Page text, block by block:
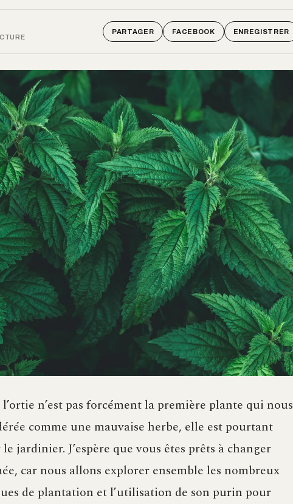
PARTAGER FACEBOOK ENREGISTRER
n’est pas forcément la première plante qui nous
comme une mauvaise herbe, elle est pourtant
jardinier. J’espère que vous êtes prêts à changer
car nous allons explorer ensemble les nombreux
de plantation et l’utilisation de son purin pour